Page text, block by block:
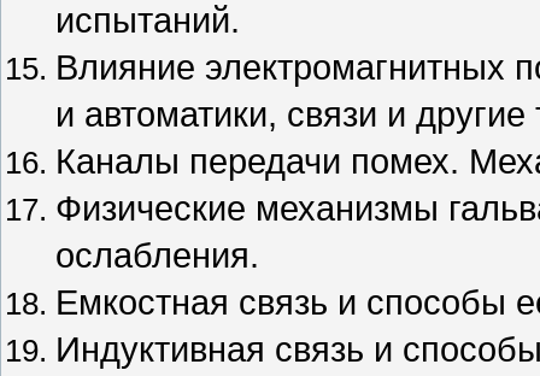
испытаний.
Влияние электромагнитных
и автоматики, связи и
Каналы передачи помех.
Физические механизмы
ослабления.
Емкостная связь и способы
Индуктивная связь и